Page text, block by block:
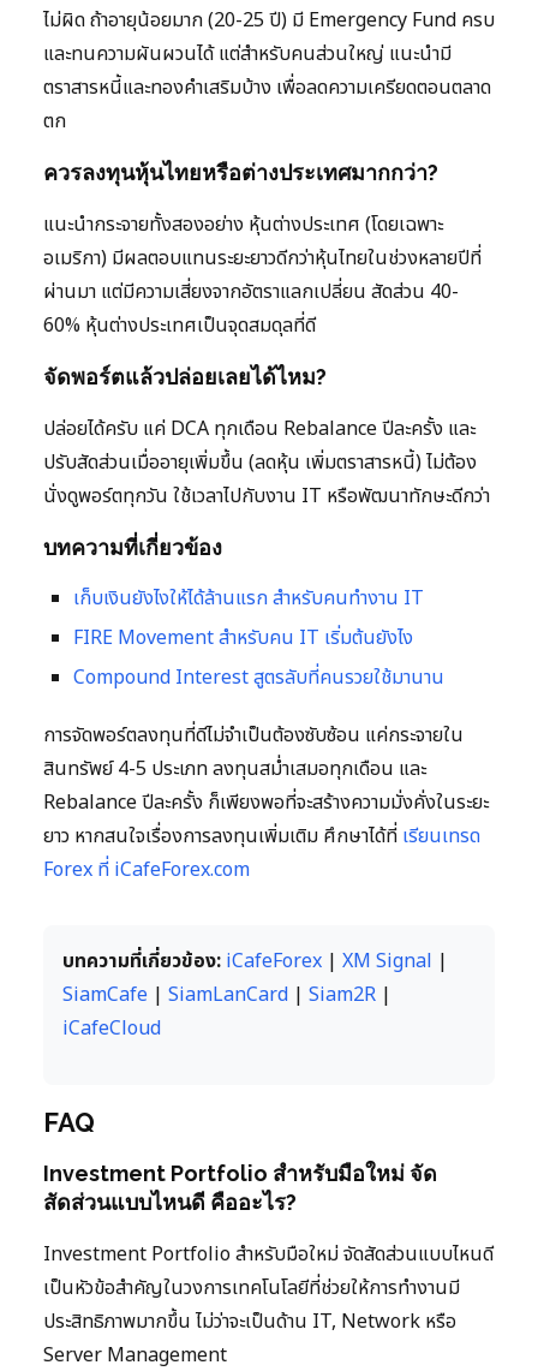
ไม่ผิด ถ้าอายุน้อยมาก (20-25 ปี) มี Emergency Fund ครบ
และทนความผันผวนได้ แต่สำหรับคนส่วนใหญ่ แนะนำมี
ตราสารหนี้และทองคำเสริมบ้าง เพื่อลดความเครียดตอนตลาด
ตก
ควรลงทุนหุ้นไทยหรือต่างประเทศมากกว่า?
แนะนำกระจายทั้งสองอย่าง หุ้นต่างประเทศ (โดยเฉพาะ
อเมริกา) มีผลตอบแทนระยะยาวดีกว่าหุ้นไทยในช่วงหลายปีที่
ผ่านมา แต่มีความเสี่ยงจากอัตราแลกเปลี่ยน สัดส่วน 40-
60% หุ้นต่างประเทศเป็นจุดสมดุลที่ดี
จัดพอร์ตแล้วปล่อยเลยได้ไหม?
ปล่อยได้ครับ แค่ DCA ทุกเดือน Rebalance ปีละครั้ง และ
ปรับสัดส่วนเมื่ออายุเพิ่มขึ้น (ลดหุ้น เพิ่มตราสารหนี้) ไม่ต้อง
นั่งดูพอร์ตทุกวัน ใช้เวลาไปกับงาน IT หรือพัฒนาทักษะดีกว่า
บทความที่เกี่ยวข้อง
เก็บเงินยังไงให้ได้ล้านแรก สำหรับคนทำงาน IT
FIRE Movement สำหรับคน IT เริ่มต้นยังไง
Compound Interest สูตรลับที่คนรวยใช้มานาน
การจัดพอร์ตลงทุนที่ดีไม่จำเป็นต้องซับซ้อน แค่กระจายใน
สินทรัพย์ 4-5 ประเภท ลงทุนสม่ำเสมอทุกเดือน และ
Rebalance ปีละครั้ง ก็เพียงพอที่จะสร้างความมั่งคั่งในระยะ
ยาว หากสนใจเรื่องการลงทุนเพิ่มเติม ศึกษาได้ที่ เรียนเทรด
Forex ที่ iCafeForex.com
บทความที่เกี่ยวข้อง: iCafeForex | XM Signal |
SiamCafe | SiamLanCard | Siam2R |
iCafeCloud
FAQ
Investment Portfolio สำหรับมือใหม่ จัด
สัดส่วนแบบไหนดี คืออะไร?
Investment Portfolio สำหรับมือใหม่ จัดสัดส่วนแบบไหนดี
เป็นหัวข้อสำคัญในวงการเทคโนโลยีที่ช่วยให้การทำงานมี
ประสิทธิภาพมากขึ้น ไม่ว่าจะเป็นด้าน IT, Network หรือ
Server Management